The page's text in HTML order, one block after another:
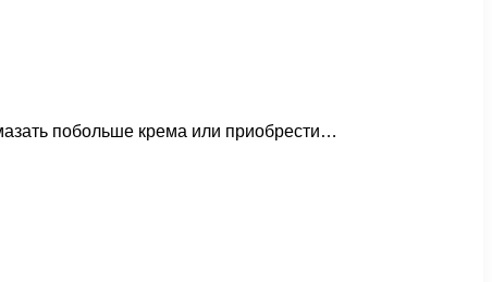
побольше крема или приобрести…